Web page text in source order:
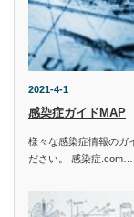
2021-4-1
感染症ガイドMAP
様々な感染症情報のガ
ださい。 感染症.com…